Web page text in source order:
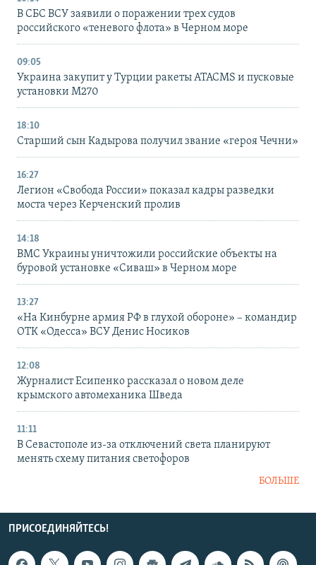
В СБС ВСУ заявили о поражении трех судов
российского «теневого флота» в Черном море
09:05
Украина закупит у Турции ракеты ATACMS и пусковые
установки M270
18:10
Старший сын Кадырова получил звание «героя Чечни»
16:27
Легион «Свобода России» показал кадры разведки
моста через Керченский пролив
14:18
ВМС Украины уничтожили российские объекты на
буровой установке «Сиваш» в Черном море
13:27
«На Кинбурне армия РФ в глухой обороне» – командир
ОТК «Одесса» ВСУ Денис Носиков
12:08
Журналист Есипенко рассказал о новом деле
крымского автомеханика Шведа
11:11
В Севастополе из-за отключений света планируют
менять схему питания светофоров
БОЛЬШЕ
ПРИСОЕДИНЯЙТЕСЬ!